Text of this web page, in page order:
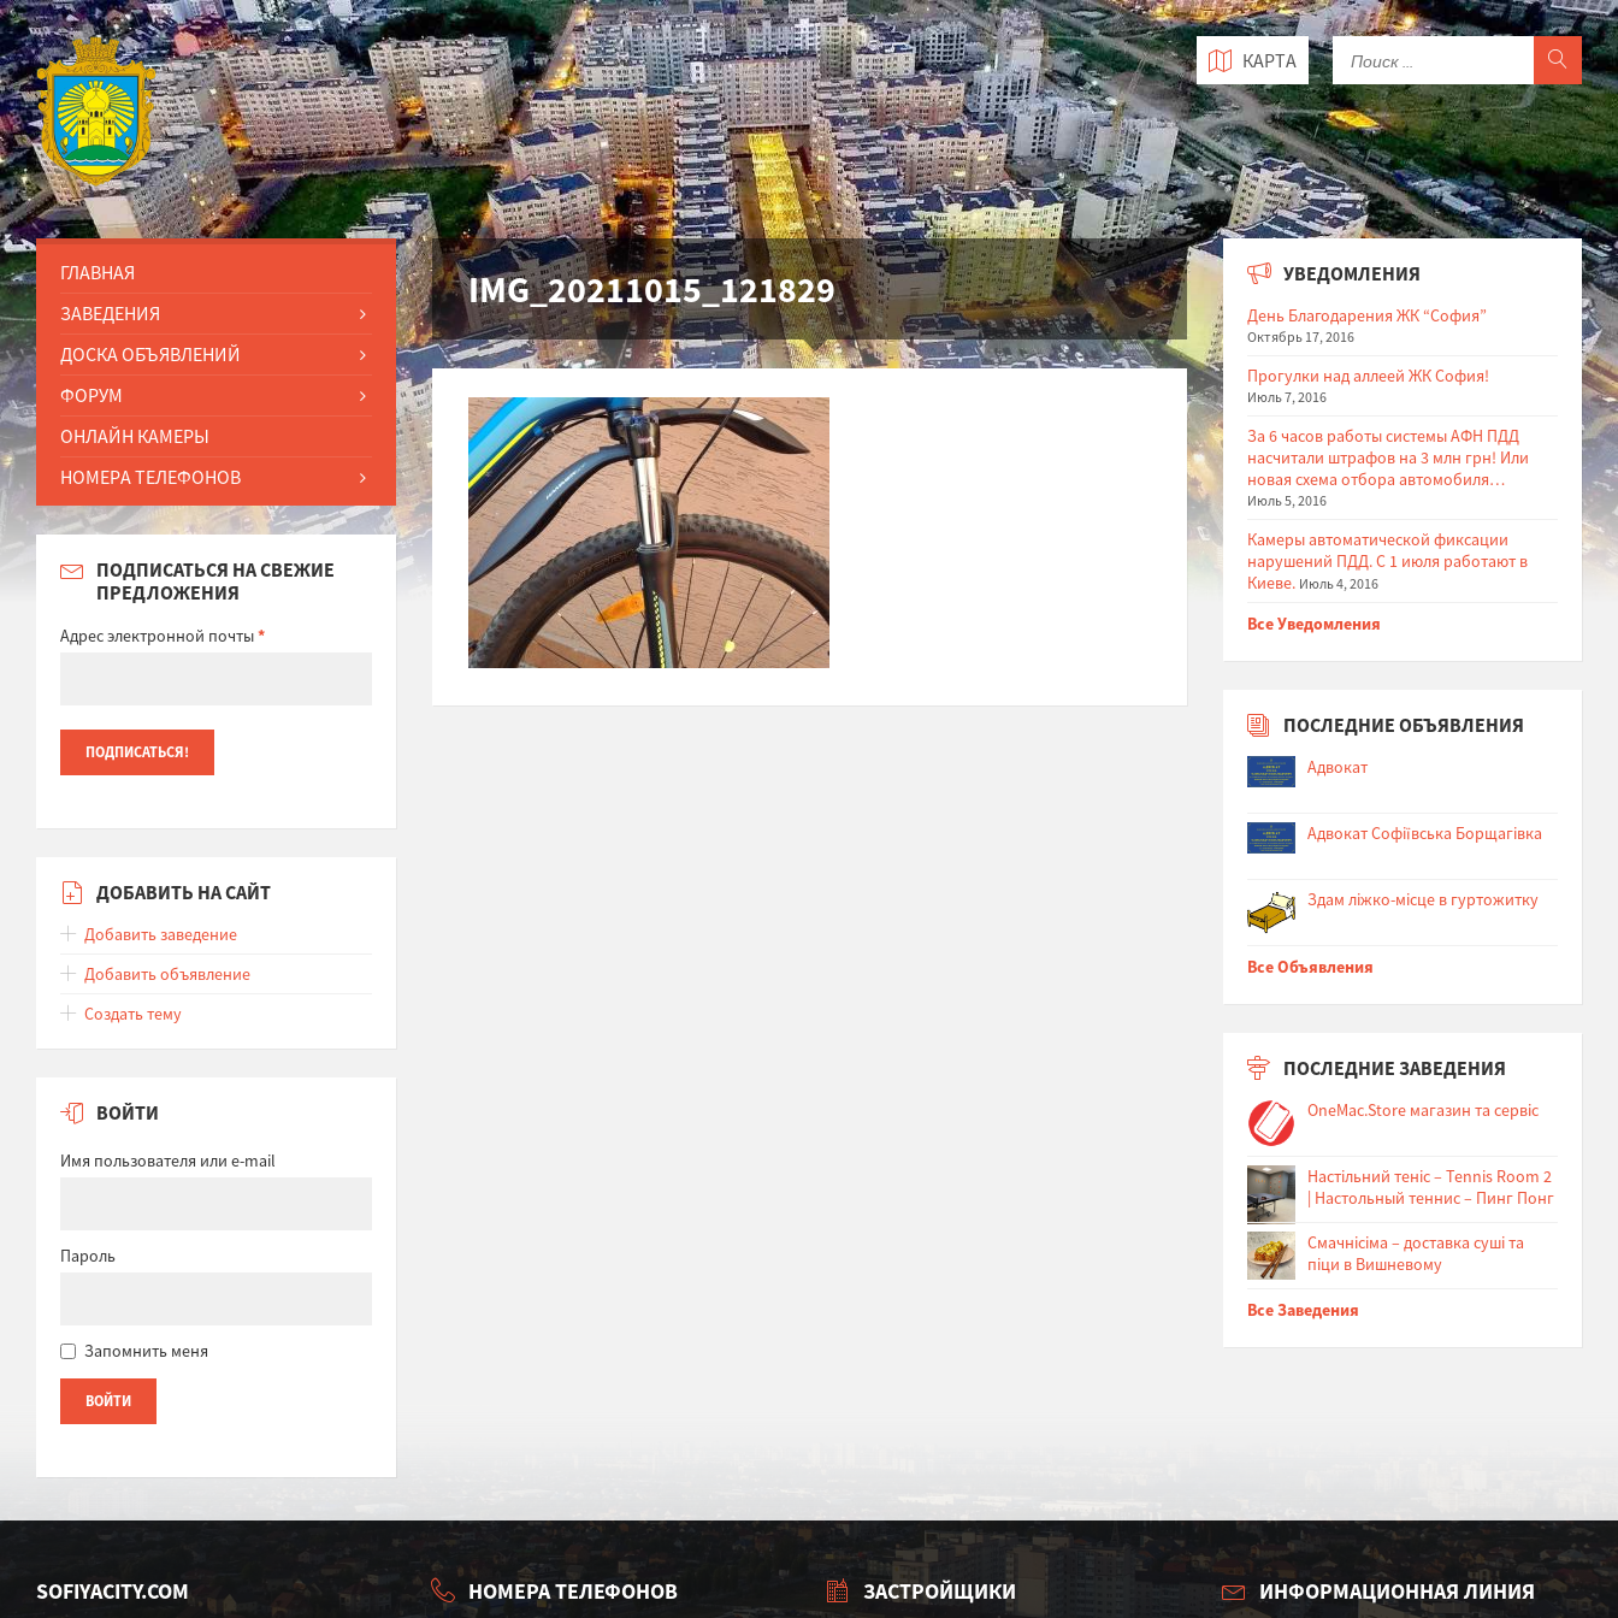
КАРТА
IMG_20211015_121829
ГЛАВНАЯ
ЗАВЕДЕНИЯ
ДОСКА ОБЪЯВЛЕНИЙ
ФОРУМ
ОНЛАЙН КАМЕРЫ
НОМЕРА ТЕЛЕФОНОВ
ПОДПИСАТЬСЯ НА СВЕЖИЕ
ПРЕДЛОЖЕНИЯ
Адрес электронной почты*
ДОБАВИТЬ НА САЙТ
Добавить заведение
Добавить объявление
Создать тему
ВОЙТИ
Имя пользователя или e-mail
Пароль
Запомнить меня
УВЕДОМЛЕНИЯ
День Благодарения ЖК “София”
Октябрь 17, 2016
Прогулки над аллеей ЖК София!
Июль 7, 2016
За 6 часов работы системы АФН ПДД
насчитали штрафов на 3 млн грн! Или
новая схема отбора автомобиля…
Июль 5, 2016
Камеры автоматической фиксации
нарушений ПДД. С 1 июля работают в
Киеве. Июль 4, 2016
Все Уведомления
ПОСЛЕДНИЕ ОБЪЯВЛЕНИЯ
Адвокат
Адвокат Софіївська Борщагівка
Здам ліжко-місце в гуртожитку
Все Объявления
ПОСЛЕДНИЕ ЗАВЕДЕНИЯ
OneMac.Store магазин та сервіс
Настільний теніс – Tennis Room 2
| Настольный теннис – Пинг Понг
Cмачнісіма – доставка суші та
піци в Вишневому
Все Заведения
SOFIYACITY.COM НОМЕРА ТЕЛЕФОНОВ ЗАСТРОЙЩИКИ ИНФОРМАЦИОННАЯ ЛИНИЯ